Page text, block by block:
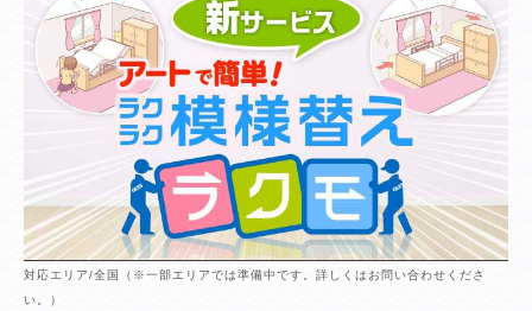
対応エリア/全国（※一部エリアでは準備中です。詳しくはお問い合わせくださ
い。）